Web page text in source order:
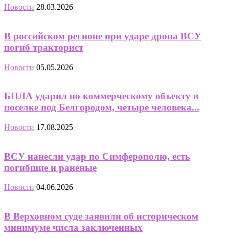
Новости 28.03.2026
В российском регионе при ударе дрона ВСУ
погиб тракторист
Новости 05.05.2026
БПЛА ударил по коммерческому объекту в
поселке под Белгородом, четыре человека...
Новости 17.08.2025
ВСУ нанесли удар по Симферополю, есть
погибшие и раненые
Новости 04.06.2026
В Верховном суде заявили об историческом
минимуме числа заключенных